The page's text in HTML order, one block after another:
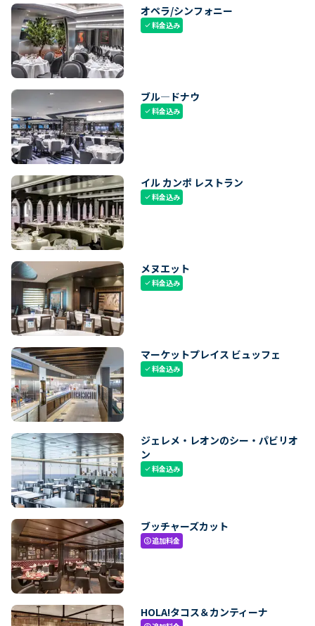
オペラ/シンフォニー
check料金込み
ブル―ドナウ
check料金込み
イル カンポ レストラン
check料金込み
メヌエット
check料金込み
マーケットプレイス ビュッフェ
check料金込み
ジェレメ・レオンのシー・パビリオ
ン
check料金込み
ブッチャーズカット
paid追加料金
HOLA!タコス＆カンティーナ